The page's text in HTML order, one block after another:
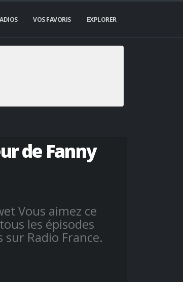
VOS FAVORIS EXPLORER
de Fanny
Vous aimez ce
les épisodes
Radio France.